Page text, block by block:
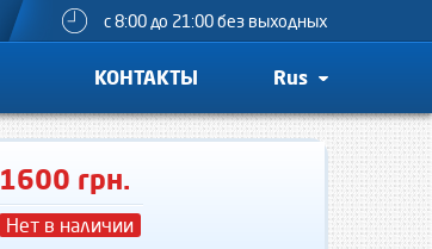
с 8:00 до 21:00 без выходных
КОНТАКТЫ Rus
1600 грн.
Нет в наличии